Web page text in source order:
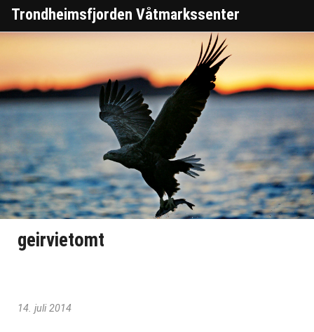
Trondheimsfjorden Våtmarkssenter
geirvietomt
14. juli 2014